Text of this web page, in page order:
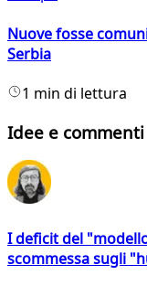
Nuove fosse
Serbia
1 min di lettura
Idee e commenti
I deficit del
scommessa sugli